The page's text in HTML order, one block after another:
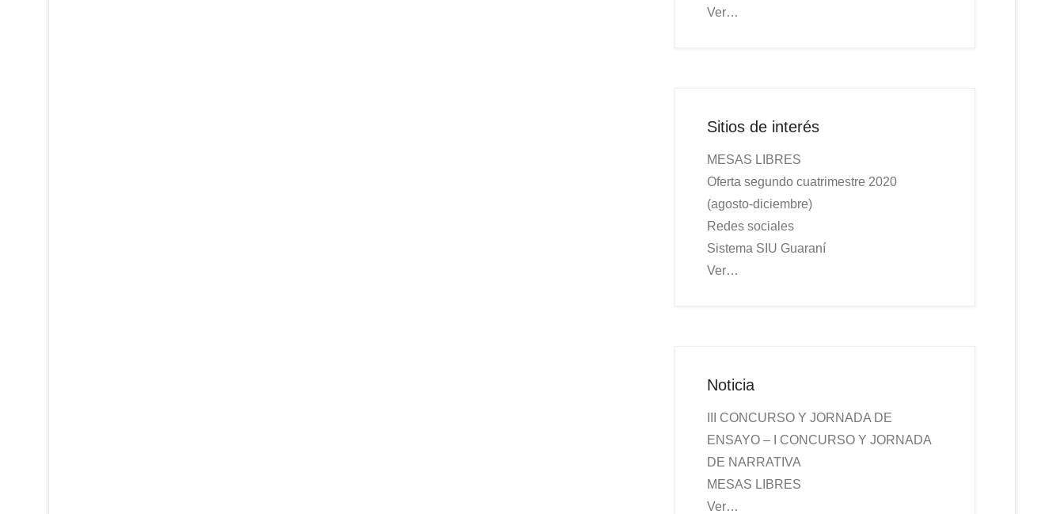
Ver…
Sitios de interés
MESAS LIBRES
Oferta segundo cuatrimestre 2020
(agosto-diciembre)
Redes sociales
Sistema SIU Guaraní
Ver…
Noticia
III CONCURSO Y JORNADA DE
ENSAYO – I CONCURSO Y JORNADA
DE NARRATIVA
MESAS LIBRES
Ver…